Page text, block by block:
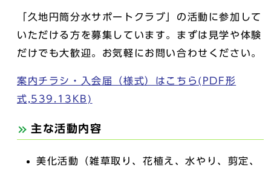
「久地円筒分水サポートクラブ」の活動に参加して
いただける方を募集しています。まずは見学や体験
だけでも大歓迎。お気軽にお問い合わせください。
案内チラシ・入会届（様式）はこちら(PDF形
式,539.13KB)
主な活動内容
美化活動（雑草取り、花植え、水やり、剪定、